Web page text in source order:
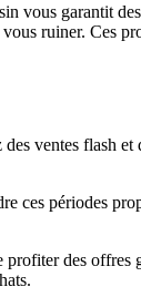
vous garantit
ruiner. Ces
ventes flash
ces périodes
profiter des